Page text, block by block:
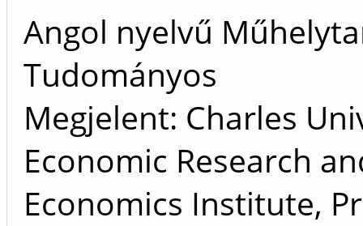
Angol nyelvű
Tudományos
Megjelent: Charles
Economic Research
Economics Institute,